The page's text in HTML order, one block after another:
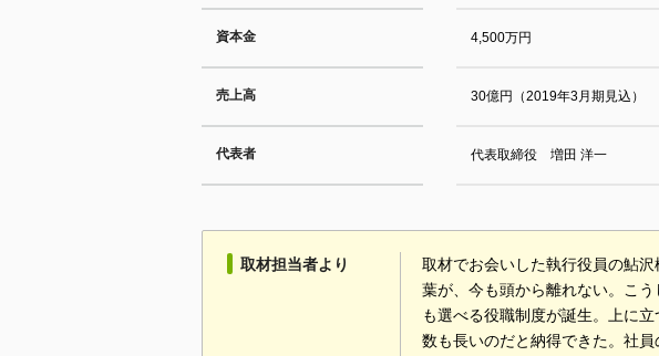
資本金 4,500万円
売上高 30億円（2019年3月期見込）
代表者 代表取締役 増田 洋一
取材担当者より
取材でお会いした執行役員の鮎
葉が、今も頭から離れない。こ
も選べる役職制度が誕生。上に
数も長いのだと納得できた。社